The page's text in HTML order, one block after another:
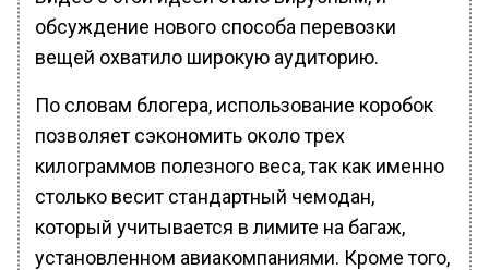
обсуждение нового способа перевозки
вещей охватило широкую аудиторию.
По словам блогера, использование коробок
позволяет сэкономить около трех
килограммов полезного веса, так как именно
столько весит стандартный чемодан,
который учитывается в лимите на багаж,
установленном авиакомпаниями. Кроме того,